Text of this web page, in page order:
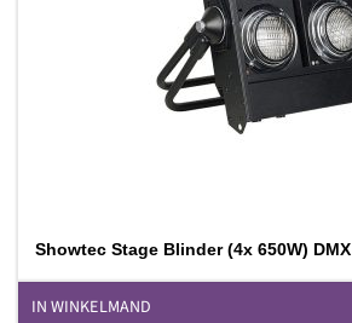
Showtec Stage Blinder (4x 650W) DMX
IN WINKELMAND